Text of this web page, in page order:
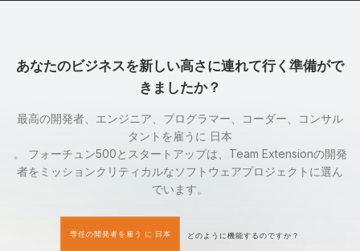
あなたのビジネスを新しい高さに連れて行く準備がで
きましたか？
最高の開発者、エンジニア、プログラマー、コーダー、コンサル
タントを雇うに 日本
。 フォーチュン500とスタートアップは、Team Extensionの開発
者をミッションクリティカルなソフトウェアプロジェクトに選ん
でいます。
専任の開発者を雇う に 日本 どのように機能するのですか？